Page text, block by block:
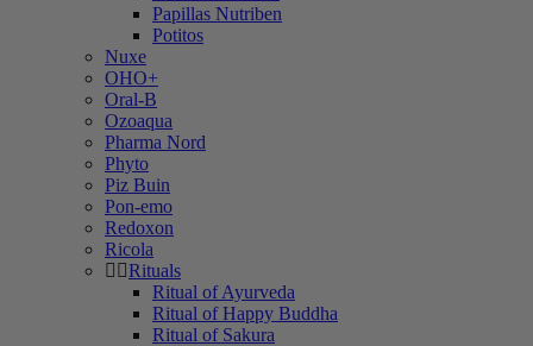
Papillas Nutriben
Potitos
Nuxe
OHO+
Oral-B
Ozoaqua
Pharma Nord
Phyto
Piz Buin
Pon-emo
Redoxon
Ricola
Rituals
Ritual of Ayurveda
Ritual of Happy Buddha
Ritual of Sakura